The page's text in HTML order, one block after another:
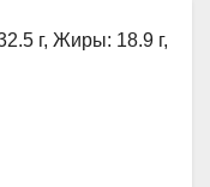
г, Жиры: 18.9 г,